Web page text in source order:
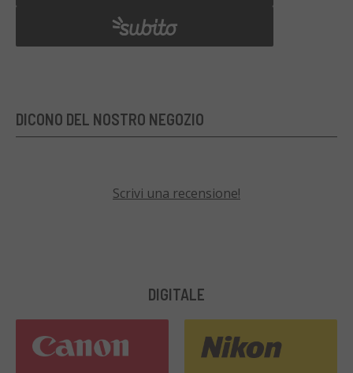
DICONO DEL NOSTRO NEGOZIO
Scrivi una recensione!
DIGITALE